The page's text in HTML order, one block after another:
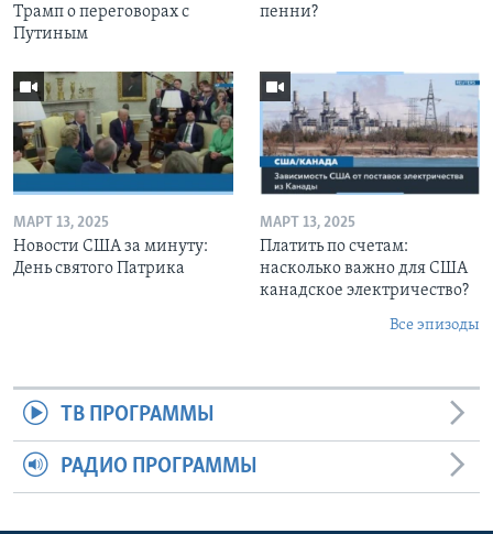
Трамп о переговорах с
Путиным
пенни?
МАРТ 13, 2025
Новости США за минуту:
День святого Патрика
МАРТ 13, 2025
Платить по счетам:
насколько важно для США
канадское электричество?
Все эпизоды
ТВ ПРОГРАММЫ
РАДИО ПРОГРАММЫ